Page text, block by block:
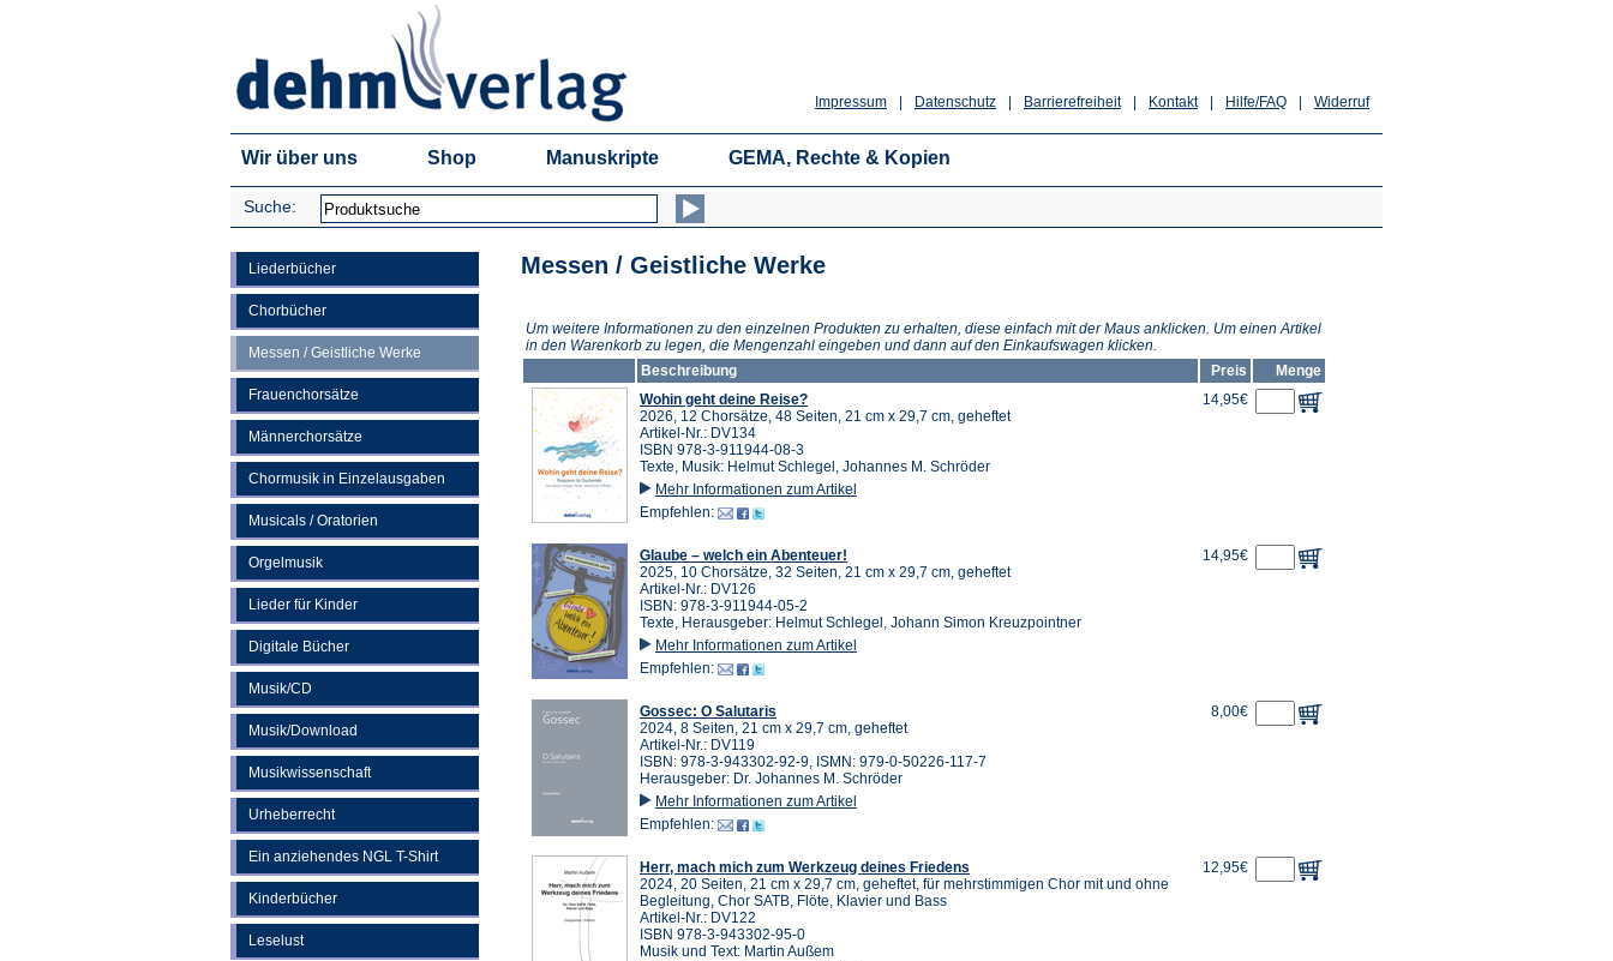
Widerruf
Hilfe/FAQ
Kontakt
Barrierefreiheit
Datenschutz
Impressum
Wir über uns Shop Manuskripte GEMA, Rechte & Kopien
Suche:
Liederbücher
Chorbücher
Messen / Geistliche Werke
Frauenchorsätze
Männerchorsätze
Chormusik in Einzelausgaben
Musicals / Oratorien
Orgelmusik
Lieder für Kinder
Digitale Bücher
Musik/CD
Musik/Download
Musikwissenschaft
Urheberrecht
Ein anziehendes NGL T-Shirt
Kinderbücher
Leselust
Messen / Geistliche Werke
Um weitere Informationen zu den einzelnen Produkten zu erhalten, diese einfach mit der Maus anklicken. Um einen Artikel
in den Warenkorb zu legen, die Mengenzahl eingeben und dann auf den Einkaufswagen klicken.
Beschreibung
Preis
Menge
Wohin geht deine Reise?
2026, 12 Chorsätze, 48 Seiten, 21 cm x 29,7 cm, geheftet
Artikel-Nr.: DV134
ISBN 978-3-911944-08-3
Texte, Musik: Helmut Schlegel, Johannes M. Schröder
Mehr Informationen zum Artikel
Empfehlen:
14,95€
Glaube – welch ein Abenteuer!
2025, 10 Chorsätze, 32 Seiten, 21 cm x 29,7 cm, geheftet
Artikel-Nr.: DV126
ISBN: 978-3-911944-05-2
Texte, Herausgeber: Helmut Schlegel, Johann Simon Kreuzpointner
Mehr Informationen zum Artikel
Empfehlen:
14,95€
Gossec: O Salutaris
2024, 8 Seiten, 21 cm x 29,7 cm, geheftet
Artikel-Nr.: DV119
ISBN: 978-3-943302-92-9, ISMN: 979-0-50226-117-7
Herausgeber: Dr. Johannes M. Schröder
Mehr Informationen zum Artikel
Empfehlen:
8,00€
Herr, mach mich zum Werkzeug deines Friedens
2024, 20 Seiten, 21 cm x 29,7 cm, geheftet, für mehrstimmigen Chor mit und ohne
Begleitung, Chor SATB, Flöte, Klavier und Bass
Artikel-Nr.: DV122
ISBN 978-3-943302-95-0
Musik und Text: Martin Außem
12,95€